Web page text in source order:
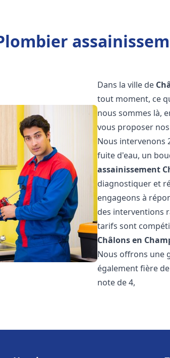
Dans la ville de
tout moment, ce
nous sommes là,
vous proposer
Nous intervenons
fuite d'eau, un
assainissement
diagnostiquer et
engageons à
des interventions
tarifs sont
Châlons en
Nous offrons une
également fière
note de 4,